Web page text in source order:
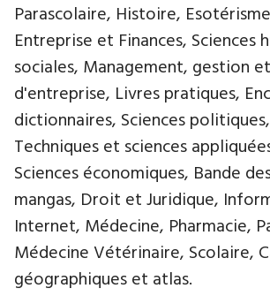
Parascolaire, Histoire,
Entreprise et Finances, Sciences
sociales, Management, gestion
d'entreprise, Livres pratiques,
dictionnaires, Sciences
Techniques et sciences
Sciences économiques, Bande
mangas, Droit et Juridique,
Internet, Médecine, Pharmacie,
Médecine Vétérinaire, Scolaire,
géographiques et atlas.